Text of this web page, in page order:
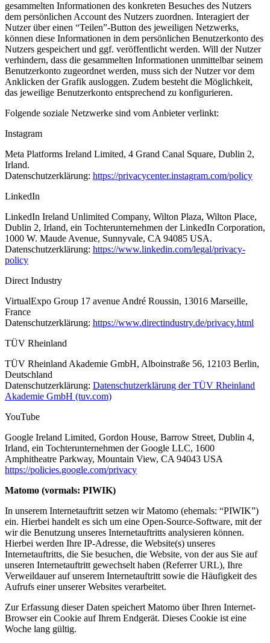
gesammelten Informationen des konkreten Besuches des Nutzers
dem persönlichen Account des Nutzers zuordnen. Interagiert der
Nutzer über einen “Teilen”-Button des jeweiligen Netzwerks,
können diese Informationen in dem persönlichen Benutzerkonto des
Nutzers gespeichert und ggf. veröffentlicht werden. Will der Nutzer
verhindern, dass die gesammelten Informationen unmittelbar seinem
Benutzerkonto zugeordnet werden, muss sich der Nutzer vor dem
Anklicken der Grafik ausloggen. Zudem besteht die Möglichkeit,
das jeweilige Benutzerkonto entsprechend zu konfigurieren.
Folgende soziale Netzwerke sind vom Anbieter verlinkt:
Instagram
Meta Platforms Ireland Limited, 4 Grand Canal Square, Dublin 2,
Irland.
Datenschutzerklärung: https://privacycenter.instagram.com/policy
LinkedIn
LinkedIn Ireland Unlimited Company, Wilton Plaza, Wilton Place,
Dublin 2, Irland, ein Tochterunternehmen der LinkedIn Corporation,
1000 W. Maude Avenue, Sunnyvale, CA 94085 USA.
Datenschutzerklärung: https://www.linkedin.com/legal/privacy-
policy
Direct Industry
VirtualExpo Group 17 avenue André Roussin, 13016 Marseille,
France
Datenschutzerklärung: https://www.directindustry.de/privacy.html
TÜV Rheinland
TÜV Rheinland Akademie GmbH, Alboinstraße 56, 12103 Berlin,
Deutschland
Datenschutzerklärung: Datenschutzerklärung der TÜV Rheinland
Akademie GmbH (tuv.com)
YouTube
Google Ireland Limited, Gordon House, Barrow Street, Dublin 4,
Irland, ein Tochterunternehmen der Google LLC, 1600
Amphitheatre Parkway, Mountain View, CA 94043 USA
https://policies.google.com/privacy
Matomo (vormals: PIWIK)
In unserem Internetauftritt setzen wir Matomo (ehemals: “PIWIK”)
ein. Hierbei handelt es sich um eine Open-Source-Software, mit der
wir die Benutzung unseres Internetauftritts analysieren können.
Hierbei werden Ihre IP-Adresse, die Website(s) unseres
Internetauftritts, die Sie besuchen, die Website, von der aus Sie auf
unseren Internetauftritt gewechselt haben (Referrer URL), Ihre
Verweildauer auf unserem Internetauftritt sowie die Häufigkeit des
Aufrufs einer unserer Websites verarbeitet.
Zur Erfassung dieser Daten speichert Matomo über Ihren Internet-
Browser ein Cookie auf Ihrem Endgerät. Dieses Cookie ist eine
Woche lang gültig.